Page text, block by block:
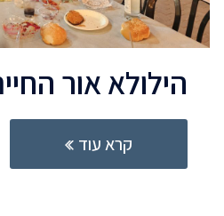
הילולא אור
קרא עוד